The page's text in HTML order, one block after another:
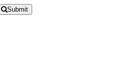
Submit